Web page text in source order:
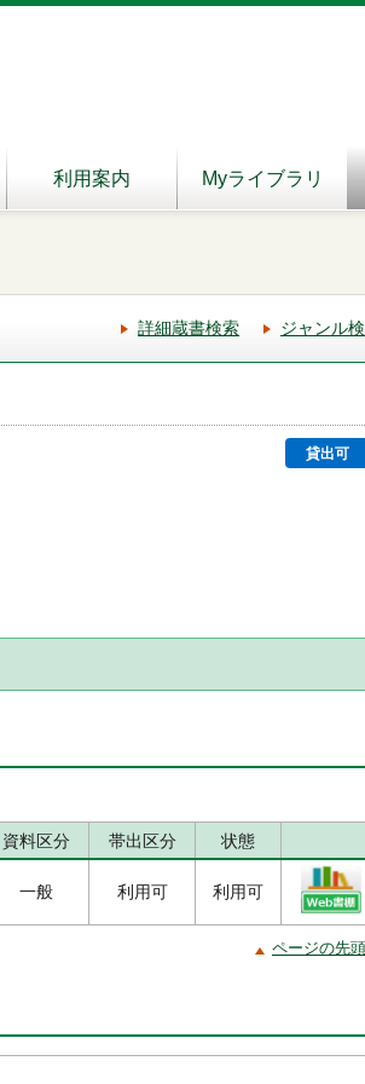
利用案内 Myライブラリ
詳細蔵書検索 ジャンル
貸出可
資料区分 帯出区分 状態
一般 利用可 利用可
ページの先